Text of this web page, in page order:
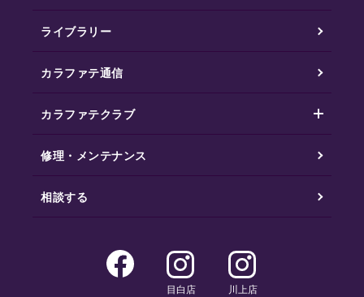
ライブラリー
カラファテ通信
カラファテクラブ
修理・メンテナンス
相談する
目白店 川上店